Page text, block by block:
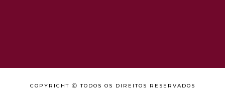
COPYRIGHT Ⓒ TODOS OS DIREITOS RESERVADOS